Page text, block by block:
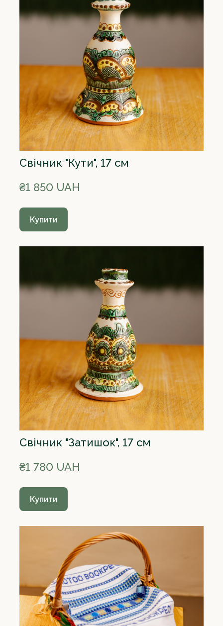
Свічник "Кути", 17 см
₴1 850 UAH
Купити
Свічник "Затишок", 17 см
₴1 780 UAH
Купити